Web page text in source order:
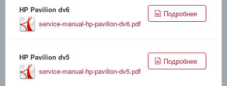
HP Pavilion dv6
service-manual-hp-pavilion-dv6.pdf
Подробнее
HP Pavilion dv5
service-manual-hp-pavilion-dv5.pdf
Подробнее